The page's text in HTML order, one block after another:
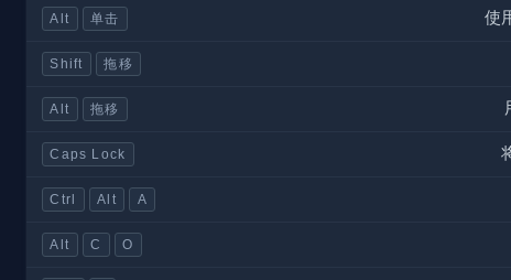
Alt 单击 使
Shift 拖移
Alt 拖移
Caps Lock
Ctrl Alt A
Alt C O